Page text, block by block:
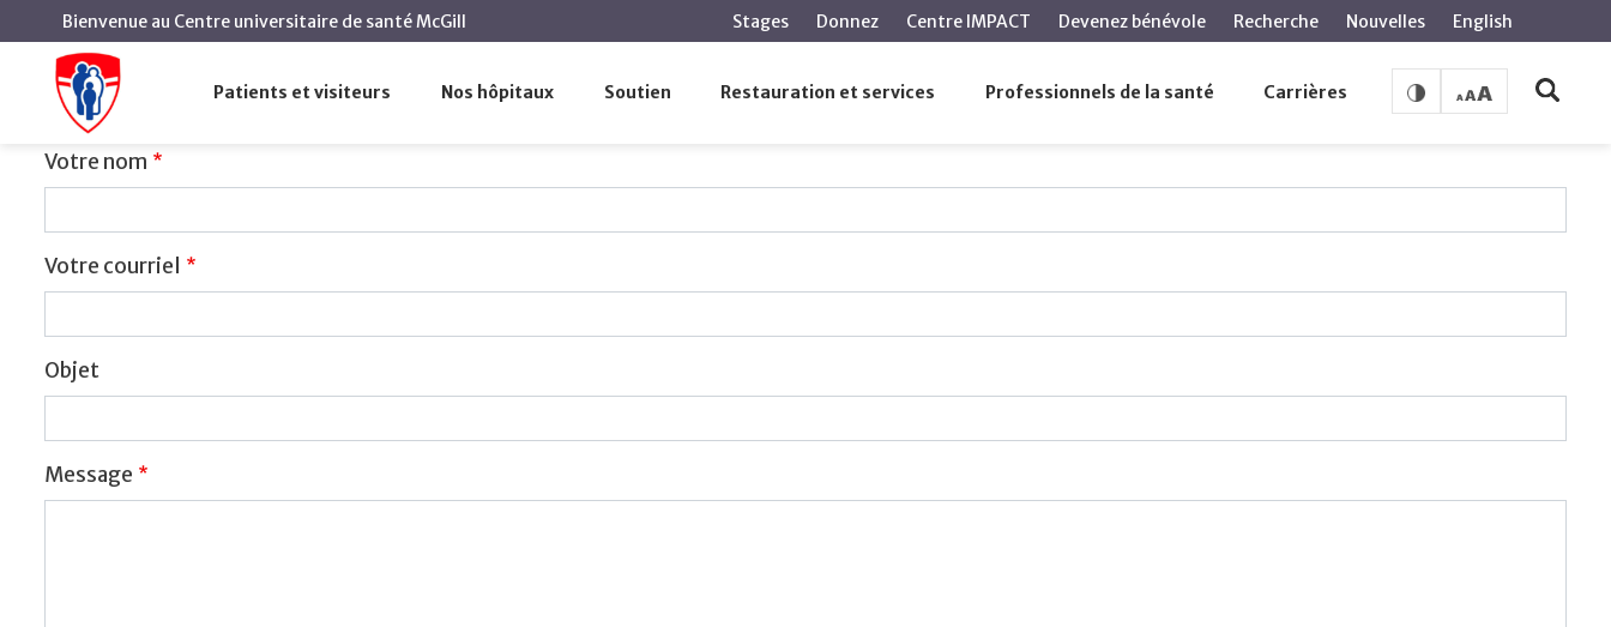
principal
Patients et visiteurs Nos hôpitaux Soutien Restauration et services Professionnels de la santé Carrières
Stages Donnez Centre IMPACT Devenez bénévole Recherche Nouvelles English
Bienvenue au Centre universitaire de santé McGill
Accueil
Nous contacter
Contactez webmestre
Votre nom
Votre courriel
Objet
Message